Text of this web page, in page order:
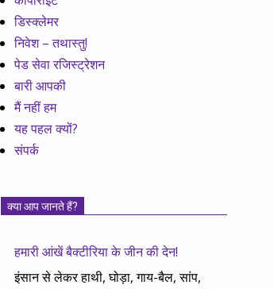
डिस्क्लेमर
निवेश – तथास्तु!
पेड सेवा रजिस्ट्रेशन
बारी आपकी
मैं नहीं हम
यह पहल क्यों?
संपर्क
क्या आप जानते हैं?
हमारी आंखें बैक्टीरिया के जीन की देन!
इंसान से लेकर हाथी, घोड़ा, गाय-बैल, सांप,